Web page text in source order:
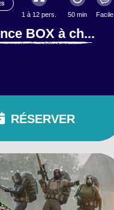
1 à 12 pers. 50 min Facile
BOX à ch...
RÉSERVER